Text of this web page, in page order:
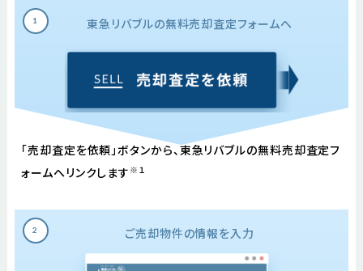
東急リバブルの無料売却査定フォームへ
「売却査定を依頼」ボタンから、東急リバブルの無料売却査定フ
ォームへリンクします ※１
ご売却物件の情報を入力